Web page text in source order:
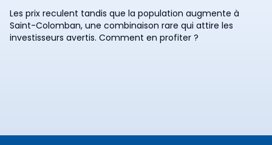
Les prix reculent tandis que la population augmente à
Saint-Colomban, une combinaison rare qui attire les
investisseurs avertis. Comment en profiter ?